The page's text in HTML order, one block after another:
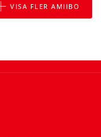
VISA FLER AMIIBO